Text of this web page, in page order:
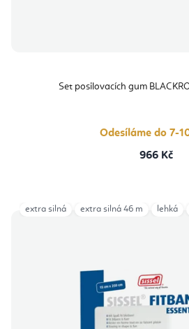
Set posilovacích gum
Odesíláme do 7-
966 Kč
extra silná extra silná 46 m lehká